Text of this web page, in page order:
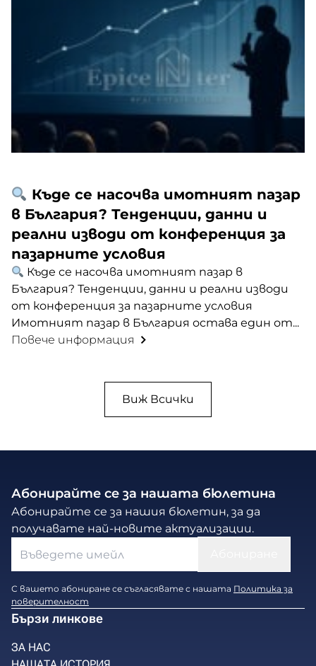
Къде се насочва имотният пазар
в България? Тенденции, данни и
реални изводи от конференция за
пазарните условия
Къде се насочва имотният пазар в
България? Тенденции, данни и реални изводи
от конференция за пазарните условия
Имотният пазар в България остава един от...
Повече информация
Виж Всички
Абонирайте се за нашата бюлетина
Абонирайте се за нашия бюлетин, за да
получавате най-новите актуализации.
С вашето абониране се съгласявате с нашата Политика за
поверителност
Бързи линкове
ЗА НАС